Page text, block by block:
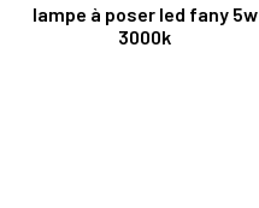
lampe à poser led fany 5w
3000k